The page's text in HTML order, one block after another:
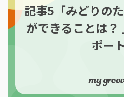
記事5「みどりの
ができることは？
ポート